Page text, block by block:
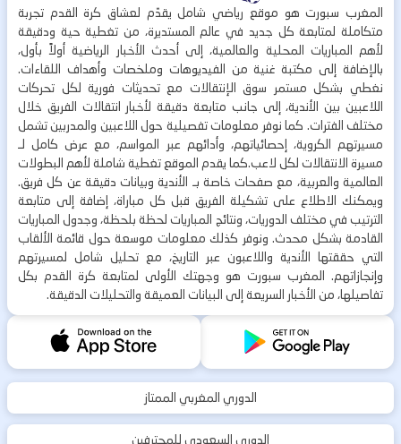
المغرب سبورت هو موقع رياضي شامل يقدّم لعشاق كرة القدم تجربة
متكاملة لمتابعة كل جديد في عالم المستديرة، من تغطية حية ودقيقة
لأهم المباريات المحلية والعالمية، إلى أحدث الأخبار الرياضية أولاً بأول،
بالإضافة إلى مكتبة غنية من الفيديوهات وملخصات وأهداف اللقاءات.
نغطي بشكل مستمر سوق الإنتقالات مع تحديثات فورية لكل تحركات
اللاعبين بين الأندية، إلى جانب متابعة دقيقة لأخبار انتقالات الفريق خلال
مختلف الفترات. كما نوفر معلومات تفصيلية حول اللاعبين والمدربين تشمل
مسيرتهم الكروية، إحصائياتهم، وأدائهم عبر المواسم، مع عرض كامل لـ
مسيرة الانتقالات لكل لاعب.كما يقدم الموقع تغطية شاملة لأهم البطولات
العالمية والعربية، مع صفحات خاصة بـ الأندية وبيانات دقيقة عن كل فريق.
ويمكنك الاطلاع على تشكيلة الفريق قبل كل مباراة، إضافة إلى متابعة
الترتيب في مختلف الدوريات، ونتائج المباريات لحظة بلحظة، وجدول المباريات
القادمة بشكل محدث. ونوفر كذلك معلومات موسعة حول قائمة الألقاب
التي حققتها الأندية واللاعبون عبر التاريخ، مع تحليل شامل لمسيرتهم
وإنجازاتهم. المغرب سبورت هو وجهتك الأولى لمتابعة كرة القدم بكل
تفاصيلها، من الأخبار السريعة إلى البيانات العميقة والتحليلات الدقيقة.
الدوري المغربي الممتاز
الدوري السعودي للمحترفين